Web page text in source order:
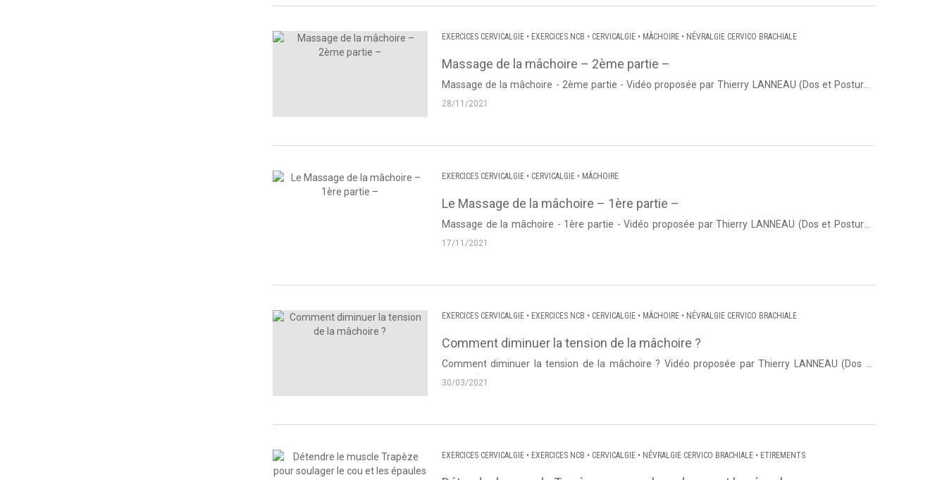
EXERCICES CERVICALGIE• EXERCICES NCB • CERVICALGIE• MÂCHOIRE• NÉVRALGIE CERVICO BRACHIALE
Massage de la mâchoire – 2ème partie –
Massage de la mâchoire - 2ème partie - Vidéo proposée par Thierry LANNEAU (Dos et Posture).
28/11/2021
EXERCICES CERVICALGIE• CERVICALGIE• MÂCHOIRE
Le Massage de la mâchoire – 1ère partie –
Massage de la mâchoire - 1ère partie - Vidéo proposée par Thierry LANNEAU (Dos et Posture).
17/11/2021
EXERCICES CERVICALGIE• EXERCICES NCB • CERVICALGIE• MÂCHOIRE• NÉVRALGIE CERVICO BRACHIALE
Comment diminuer la tension de la mâchoire ?
Comment diminuer la tension de la mâchoire ? Vidéo proposée par Thierry LANNEAU (Dos et
30/03/2021
EXERCICES CERVICALGIE• EXERCICES NCB • CERVICALGIE• NÉVRALGIE CERVICO BRACHIALE• ETIREMENTS